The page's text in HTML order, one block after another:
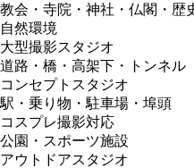
教会・寺院・神社・仏閣・歴
自然環境
大型撮影スタジオ
道路・橋・高架下・トンネル
コンセプトスタジオ
駅・乗り物・駐車場・埠頭
コスプレ撮影対応
公園・スポーツ施設
アウトドアスタジオ